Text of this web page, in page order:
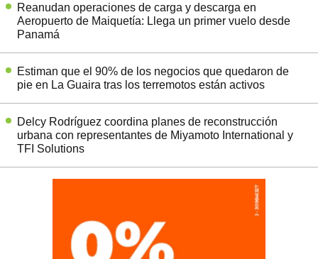
Reanudan operaciones de carga y descarga en
Aeropuerto de Maiquetía: Llega un primer vuelo desde
Panamá
Estiman que el 90% de los negocios que quedaron de
pie en La Guaira tras los terremotos están activos
Delcy Rodríguez coordina planes de reconstrucción
urbana con representantes de Miyamoto International y
TFI Solutions